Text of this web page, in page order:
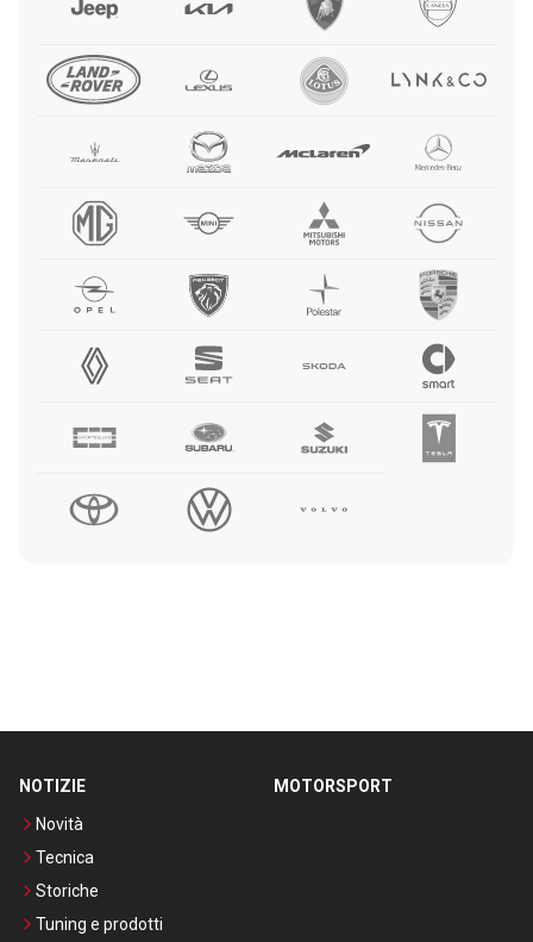
NOTIZIE
Novità
Tecnica
Storiche
Tuning e prodotti
MOTORSPORT